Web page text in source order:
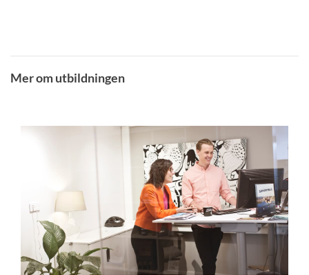
Mer om utbildningen